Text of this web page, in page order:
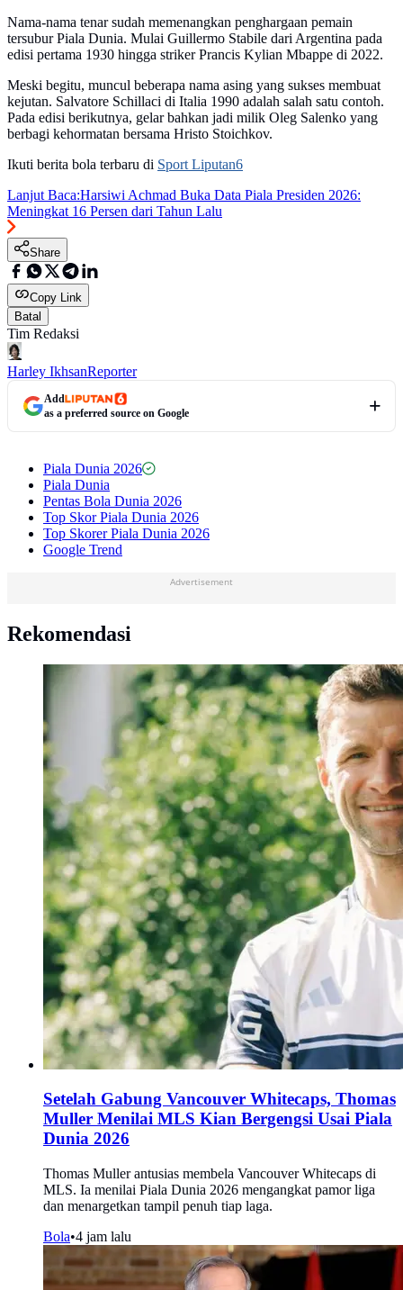
Nama-nama tenar sudah memenangkan penghargaan pemain
tersubur Piala Dunia. Mulai Guillermo Stabile dari Argentina pada
edisi pertama 1930 hingga striker Prancis Kylian Mbappe di 2022.
Meski begitu, muncul beberapa nama asing yang sukses membuat
kejutan. Salvatore Schillaci di Italia 1990 adalah salah satu contoh.
Pada edisi berikutnya, gelar bahkan jadi milik Oleg Salenko yang
berbagi kehormatan bersama Hristo Stoichkov.
Ikuti berita bola terbaru di Sport Liputan6
Lanjut Baca:Harsiwi Achmad Buka Data Piala Presiden 2026:
Meningkat 16 Persen dari Tahun Lalu
Share
Copy Link
Batal
Tim Redaksi
Harley IkhsanReporter
Add
as a preferred source on Google
Piala Dunia 2026
Piala Dunia
Pentas Bola Dunia 2026
Top Skor Piala Dunia 2026
Top Skorer Piala Dunia 2026
Google Trend
Advertisement
Rekomendasi
Setelah Gabung Vancouver Whitecaps, Thomas
Muller Menilai MLS Kian Bergengsi Usai Piala
Dunia 2026
Thomas Muller antusias membela Vancouver Whitecaps di
MLS. Ia menilai Piala Dunia 2026 mengangkat pamor liga
dan menargetkan tampil penuh tiap laga.
Bola•4 jam lalu